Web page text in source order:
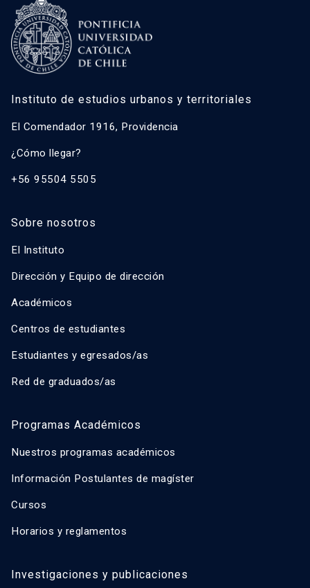
Instituto de estudios urbanos y territoriales
El Comendador 1916, Providencia
¿Cómo llegar?
+56 95504 5505
Sobre nosotros
El Instituto
Dirección y Equipo de dirección
Académicos
Centros de estudiantes
Estudiantes y egresados/as
Red de graduados/as
Programas Académicos
Nuestros programas académicos
Información Postulantes de magíster
Cursos
Horarios y reglamentos
Investigaciones y publicaciones